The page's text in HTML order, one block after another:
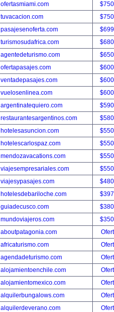
ofertasmiami.com
tuvacacion.com
pasajesenoferta.com
turismosudafrica.com
agentedeturismo.com
ofertapasajes.com
ventadepasajes.com
vuelosenlinea.com
argentinatequiero.com
restaurantesargentinos.com
hotelesasuncion.com
hotelescarlospaz.com
mendozavacations.com
viajesempresariales.com
viajesypasajes.com
hotelesdebariloche.com
guiadecusco.com
mundoviajeros.com
aboutpatagonia.com
africaturismo.com
agendadeturismo.com
alojamientoenchile.com
alojamientomexico.com
alquilerbungalows.com
alquilerdeverano.com